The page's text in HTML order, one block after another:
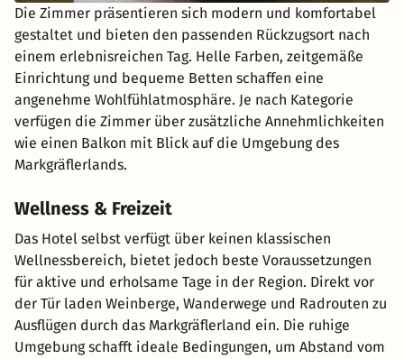
Die Zimmer präsentieren sich modern und komfortabel
gestaltet und bieten den passenden Rückzugsort nach
einem erlebnisreichen Tag. Helle Farben, zeitgemäße
Einrichtung und bequeme Betten schaffen eine
angenehme Wohlfühlatmosphäre. Je nach Kategorie
verfügen die Zimmer über zusätzliche Annehmlichkeiten
wie einen Balkon mit Blick auf die Umgebung des
Markgräflerlands.
Wellness & Freizeit
Das Hotel selbst verfügt über keinen klassischen
Wellnessbereich, bietet jedoch beste Voraussetzungen
für aktive und erholsame Tage in der Region. Direkt vor
der Tür laden Weinberge, Wanderwege und Radrouten zu
Ausflügen durch das Markgräflerland ein. Die ruhige
Umgebung schafft ideale Bedingungen, um Abstand vom